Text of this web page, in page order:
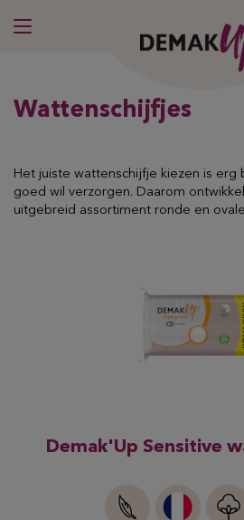
Wattenschijfjes
Het juiste wattenschijfje kiezen is erg
goed wil verzorgen. Daarom
uitgebreid assortiment ronde en
Demak'Up Sensitive